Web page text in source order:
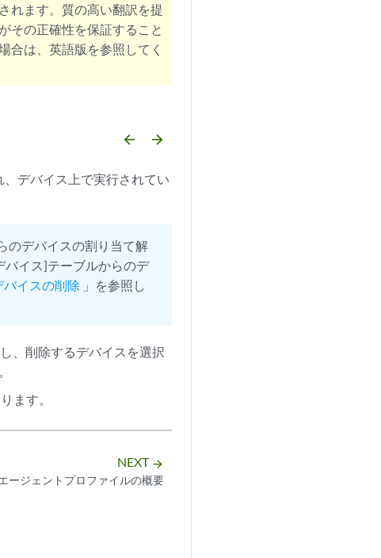
れます。質の高い翻訳を提
その正確性を保証すること
合は、英語版を参照してく
arrow_backward arrow_forward
デバイス上で実行されてい
のデバイスの割り当て解
バイス]テーブルからのデ
バイスの削除 」を参照し
、削除するデバイスを選択
ます。
NEXT arrow_forward
ージェントプロファイルの概要